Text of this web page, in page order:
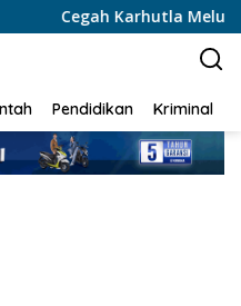
Meluas, Wakapolda
Pendidikan Kriminal